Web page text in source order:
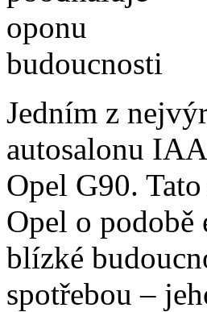
Jedním z
autosalonu
Opel G90.
Opel o
blízké
spotřebou –